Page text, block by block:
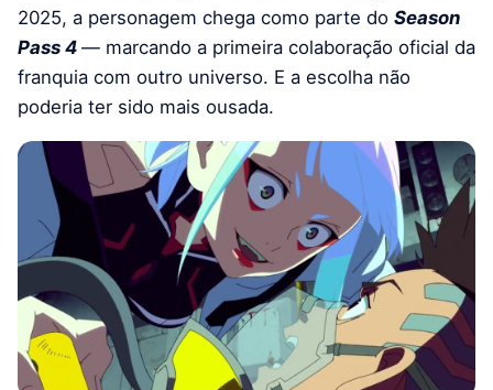
2025, a personagem chega como parte do Season
Pass 4 — marcando a primeira colaboração oficial da
franquia com outro universo. E a escolha não
poderia ter sido mais ousada.